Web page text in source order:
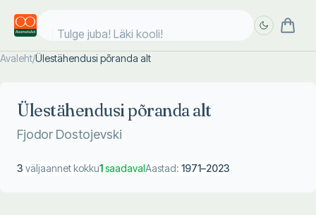
Tulge juba! Läki kooli!
Avaleht/Ülestähendusi põranda alt
Ülestähendusi põranda alt
Fjodor Dostojevski
3 väljaannet kokku1saadavalAastad: 1971–2023